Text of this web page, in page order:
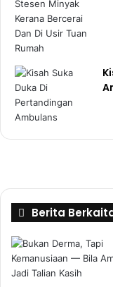
Berita